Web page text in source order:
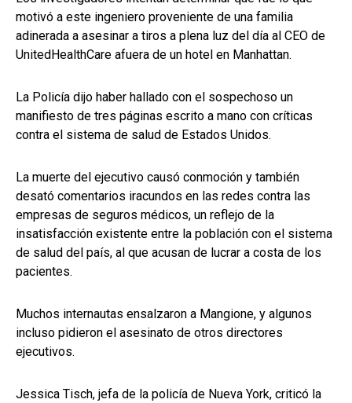
motivó a este ingeniero proveniente de una familia
adinerada a asesinar a tiros a plena luz del día al CEO de
UnitedHealthCare afuera de un hotel en Manhattan.
La Policía dijo haber hallado con el sospechoso un
manifiesto de tres páginas escrito a mano con críticas
contra el sistema de salud de Estados Unidos.
La muerte del ejecutivo causó conmoción y también
desató comentarios iracundos en las redes contra las
empresas de seguros médicos, un reflejo de la
insatisfacción existente entre la población con el sistema
de salud del país, al que acusan de lucrar a costa de los
pacientes.
Muchos internautas ensalzaron a Mangione, y algunos
incluso pidieron el asesinato de otros directores
ejecutivos.
Jessica Tisch, jefa de la policía de Nueva York, criticó la